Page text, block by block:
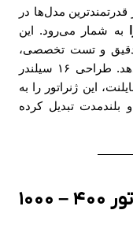
قدرتمندترین مدل‌ها در
به شمار می‌رود. این
دقیق و تست تخصصی،
عملکردی پایدار و قابل اعتماد ارائه می‌دهد. طراحی ۱۶ سیلندر
این ژنراتور را به
بلندمدت تبدیل کرده
تعمیر و بازسازی دیزل ژنراتور ۴۰۰ – ۱۰۰۰